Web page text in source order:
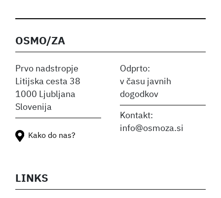
OSMO/ZA
Prvo nadstropje
Litijska cesta 38
1000 Ljubljana
Slovenija
Odprto:
v času javnih
dogodkov
Kontakt:
info@osmoza.si
LINKS
Kako do nas?